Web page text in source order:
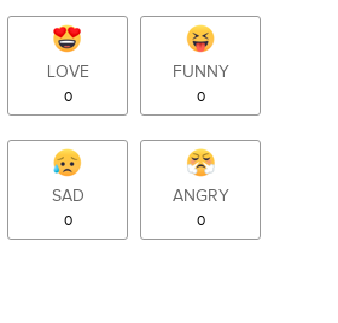
LOVE
0
FUNNY
0
SAD
0
ANGRY
0